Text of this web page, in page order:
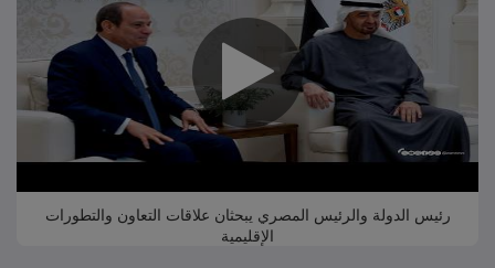
رئيس الدولة والرئيس المصري يبحثان علاقات التعاون والتطورات
الإقليمية